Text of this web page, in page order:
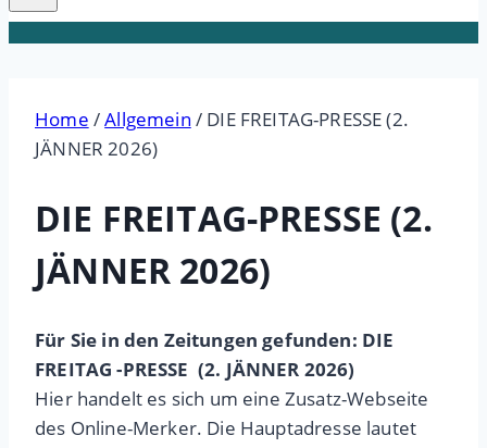
Home /Allgemein / DIE FREITAG-PRESSE (2.
JÄNNER 2026)
DIE FREITAG-PRESSE (2.
JÄNNER 2026)
Für Sie in den Zeitungen gefunden: DIE
FREITAG -PRESSE (2. JÄNNER 2026)
Hier handelt es sich um eine Zusatz-Webseite
des Online-Merker. Die Hauptadresse lautet